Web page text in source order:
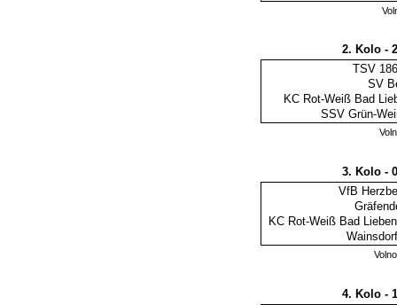
2. Kolo -
TSV
SV
KC Rot-Weiß Bad
SSV Grün-
3. Kolo -
VfB
KC Rot-Weiß Bad
4. Kolo -